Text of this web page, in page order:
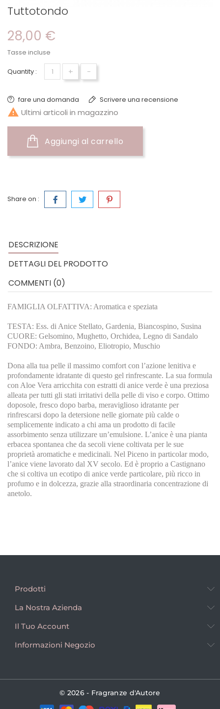
Tuttotondo
28,00 €
Tasse incluse
Quantity : + -
fare una domanda Scrivere una recensione
 Ultimi articoli in magazzino
Aggiungi al carrello
Share on :
DESCRIZIONE
DETTAGLI DEL PRODOTTO
COMMENTI (0)
FAMIGLIA OLFATTIVA: Aromatica e speziata
TESTA: Ess. di Anice Stellato, Gardenia, Biancospino, Susina
CUORE: Gelsomino, Mughetto, Orchidea, Legno di Sandalo
FONDO: Ambra, Benzoino, Eliotropio, Muschio
Dona alla tua pelle il massimo comfort con l’azione lenitiva e
profondamente idratante di questo gel rinfrescante. La sua formula
con Aloe Vera arricchita con estratti di anice verde è una preziosa
alleata per tutti gli stati irritativi della pelle di viso e corpo. Ottimo
doposole, fresco dopo barba, meraviglioso idratante per
rinfrescarsi dopo la detersione nelle giornate più calde o
semplicemente indicato a chi ama un prodotto di facile
assorbimento senza utilizzare un’emulsione. L’anice è una pianta
erbacea spontanea che da secoli viene coltivata per le sue
proprietà aromatiche e medicinali. Nel Piceno in particolar modo,
l’anice viene lavorato dal XV secolo. Ed è proprio a Castignano
che si coltiva un ecotipo di anice verde particolare, più ricco in
profumo e in dolcezza, grazie alla straordinaria concentrazione di
anetolo.
Prodotti
La Nostra Azienda
Il Tuo Account
Informazioni Negozio
© 2026 - Fragranze d'Autore